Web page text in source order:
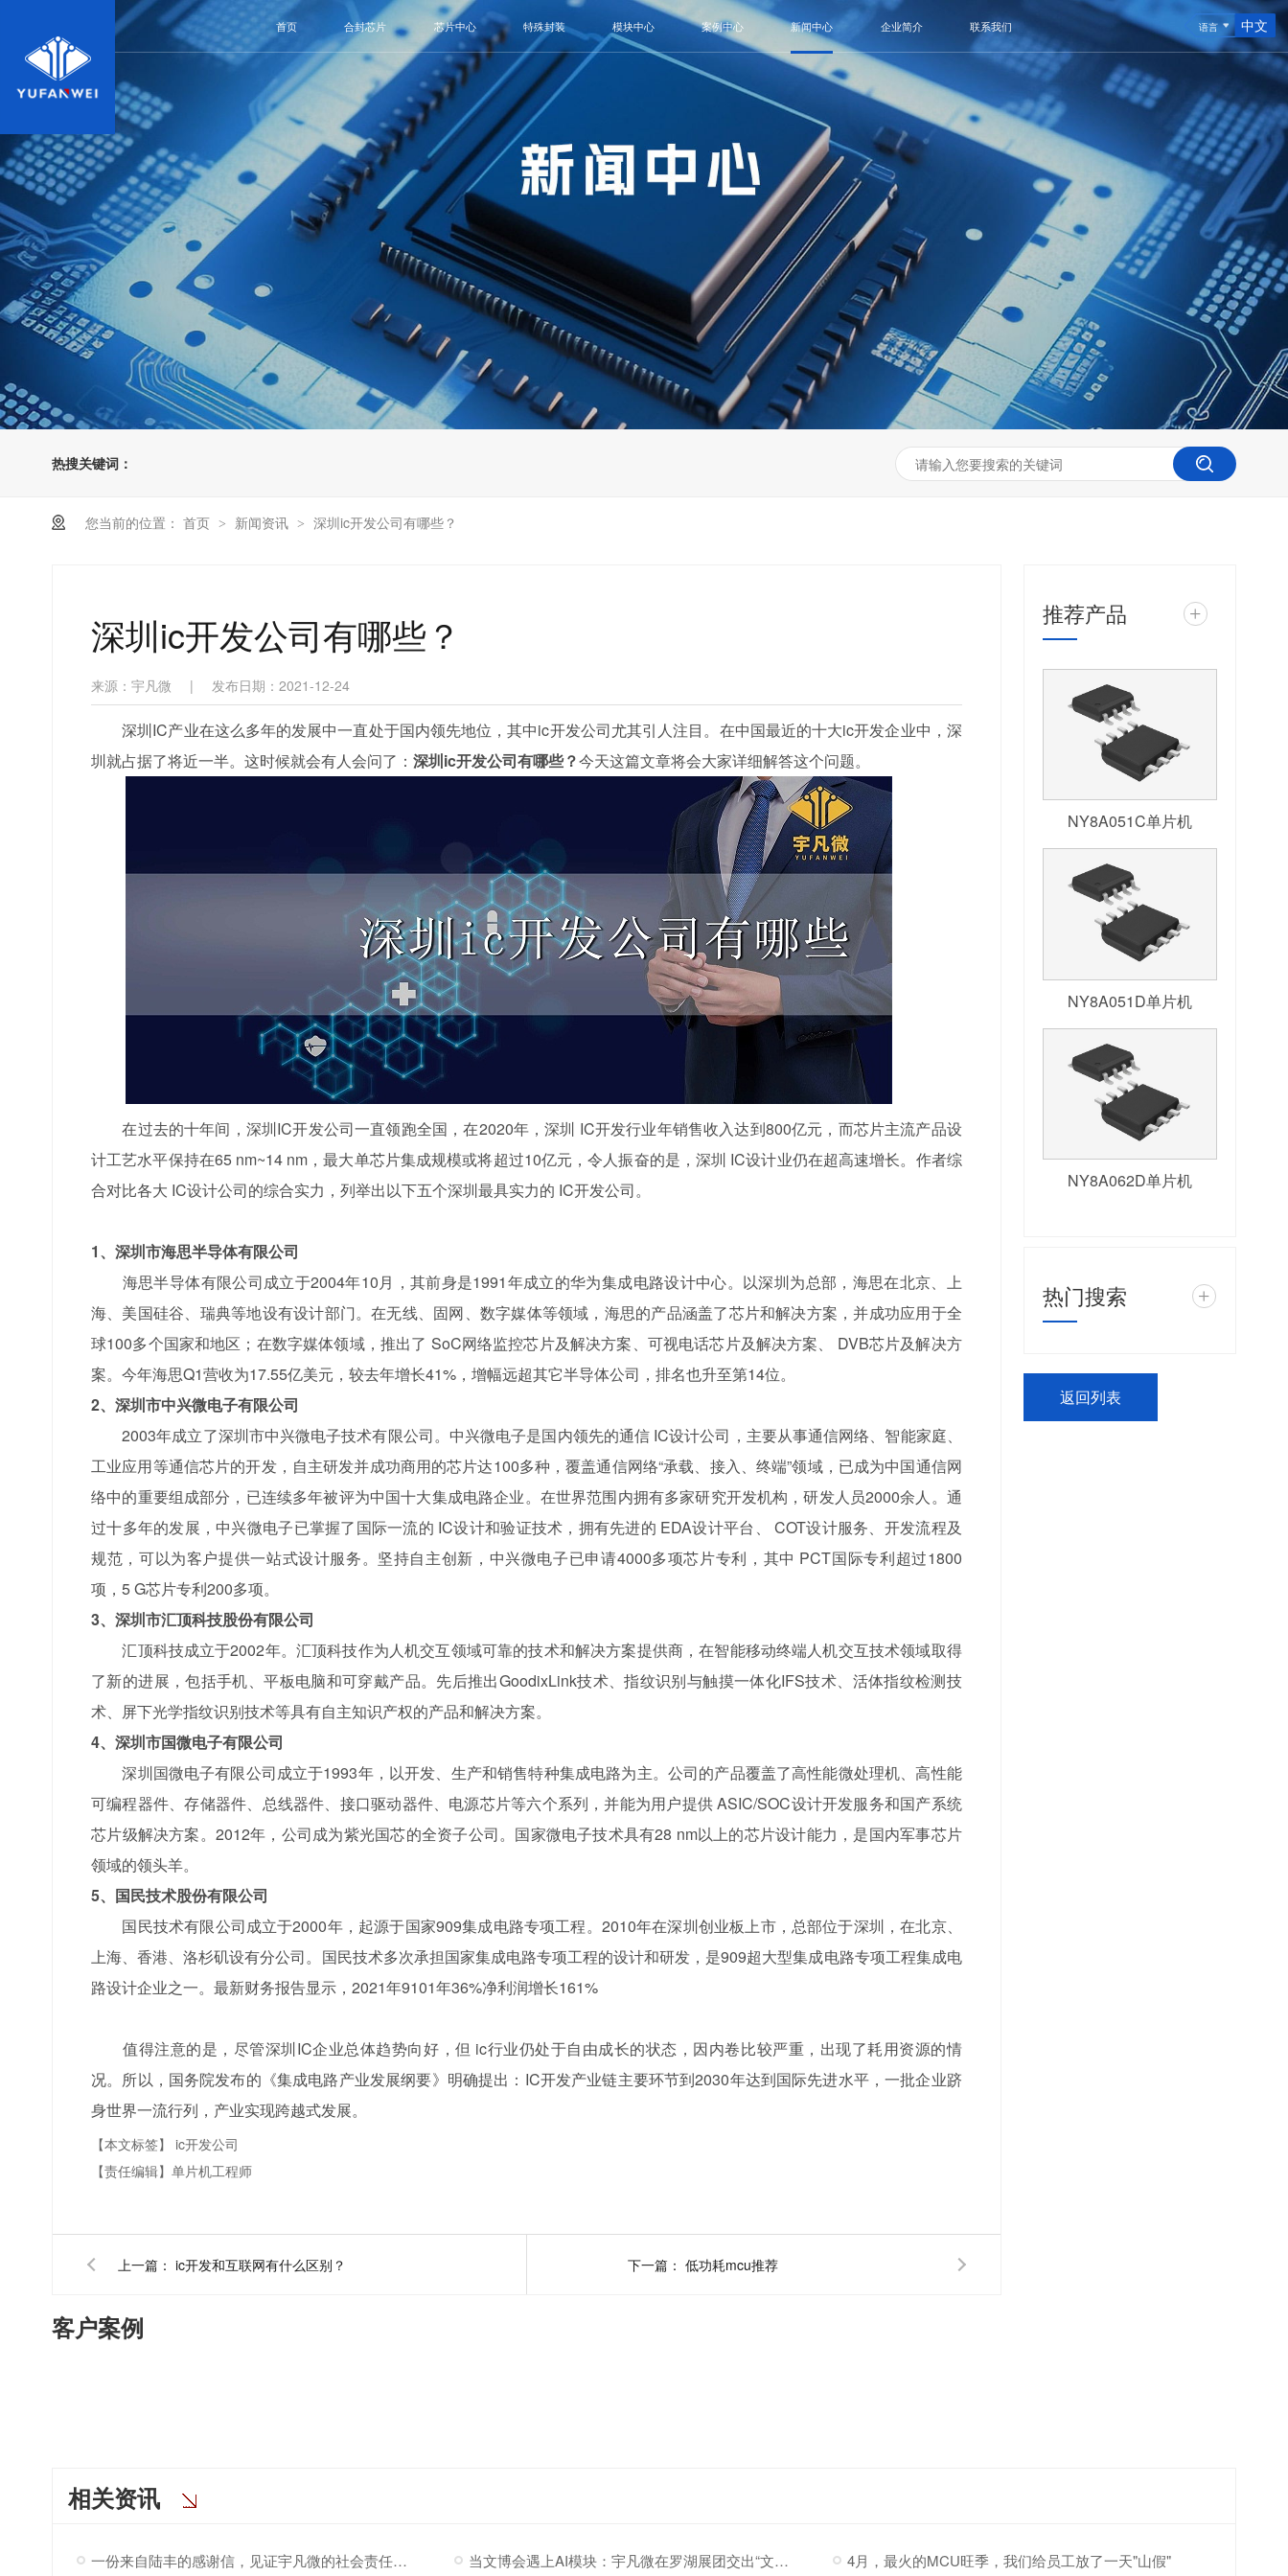
语言 中文
首页 合封芯片 芯片中心 特殊封装 模块中心 案例中心 新闻中心 企业简介 联系我们
热搜关键词：
您当前的位置： 首页 > 新闻资讯 > 深圳ic开发公司有哪些？
深圳ic开发公司有哪些？
来源：宇凡微 | 发布日期：2021-12-24
深圳IC产业在这么多年的发展中一直处于国内领先地位，其中ic开发公司尤其引人注目。在中国最近的十大ic开发企业中，深
圳就占据了将近一半。这时候就会有人会问了：深圳ic开发公司有哪些？今天这篇文章将会大家详细解答这个问题。
在过去的十年间，深圳IC开发公司一直领跑全国，在2020年，深圳 IC开发行业年销售收入达到800亿元，而芯片主流产品设
计工艺水平保持在65 nm~14 nm，最大单芯片集成规模或将超过10亿元，令人振奋的是，深圳 IC设计业仍在超高速增长。作者综
合对比各大 IC设计公司的综合实力，列举出以下五个深圳最具实力的 IC开发公司。
1、深圳市海思半导体有限公司
海思半导体有限公司成立于2004年10月，其前身是1991年成立的华为集成电路设计中心。以深圳为总部，海思在北京、上
海、美国硅谷、瑞典等地设有设计部门。在无线、固网、数字媒体等领域，海思的产品涵盖了芯片和解决方案，并成功应用于全
球100多个国家和地区；在数字媒体领域，推出了 SoC网络监控芯片及解决方案、可视电话芯片及解决方案、 DVB芯片及解决方
案。今年海思Q1营收为17.55亿美元，较去年增长41%，增幅远超其它半导体公司，排名也升至第14位。
2、深圳市中兴微电子有限公司
2003年成立了深圳市中兴微电子技术有限公司。中兴微电子是国内领先的通信 IC设计公司，主要从事通信网络、智能家庭、
工业应用等通信芯片的开发，自主研发并成功商用的芯片达100多种，覆盖通信网络“承载、接入、终端”领域，已成为中国通信网
络中的重要组成部分，已连续多年被评为中国十大集成电路企业。在世界范围内拥有多家研究开发机构，研发人员2000余人。通
过十多年的发展，中兴微电子已掌握了国际一流的 IC设计和验证技术，拥有先进的 EDA设计平台、 COT设计服务、开发流程及
规范，可以为客户提供一站式设计服务。坚持自主创新，中兴微电子已申请4000多项芯片专利，其中 PCT国际专利超过1800
项，5 G芯片专利200多项。
3、深圳市汇顶科技股份有限公司
汇顶科技成立于2002年。汇顶科技作为人机交互领域可靠的技术和解决方案提供商，在智能移动终端人机交互技术领域取得
了新的进展，包括手机、平板电脑和可穿戴产品。先后推出GoodixLink技术、指纹识别与触摸一体化IFS技术、活体指纹检测技
术、屏下光学指纹识别技术等具有自主知识产权的产品和解决方案。
4、深圳市国微电子有限公司
深圳国微电子有限公司成立于1993年，以开发、生产和销售特种集成电路为主。公司的产品覆盖了高性能微处理机、高性能
可编程器件、存储器件、总线器件、接口驱动器件、电源芯片等六个系列，并能为用户提供 ASIC/SOC设计开发服务和国产系统
芯片级解决方案。2012年，公司成为紫光国芯的全资子公司。国家微电子技术具有28 nm以上的芯片设计能力，是国内军事芯片
领域的领头羊。
5、国民技术股份有限公司
国民技术有限公司成立于2000年，起源于国家909集成电路专项工程。2010年在深圳创业板上市，总部位于深圳，在北京、
上海、香港、洛杉矶设有分公司。国民技术多次承担国家集成电路专项工程的设计和研发，是909超大型集成电路专项工程集成电
路设计企业之一。最新财务报告显示，2021年9101年36%净利润增长161%
值得注意的是，尽管深圳IC企业总体趋势向好，但 ic行业仍处于自由成长的状态，因内卷比较严重，出现了耗用资源的情
况。所以，国务院发布的《集成电路产业发展纲要》明确提出：IC开发产业链主要环节到2030年达到国际先进水平，一批企业跻
身世界一流行列，产业实现跨越式发展。
【本文标签】ic开发公司
【责任编辑】单片机工程师
上一篇： ic开发和互联网有什么区别？ 下一篇： 低功耗mcu推荐
推荐产品 +
NY8A051C单片机
NY8A051D单片机
NY8A062D单片机
热门搜索 +
返回列表
客户案例
相关资讯
一份来自陆丰的感谢信，见证宇凡微的社会责任之路 当文博会遇上AI模块：宇凡微在罗湖展团交出“文化+科技”新答卷 4月，最火的MCU旺季，我们给员工放了一天"山假"